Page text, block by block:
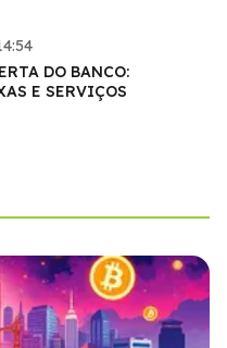
DO BANCO:
E SERVIÇOS